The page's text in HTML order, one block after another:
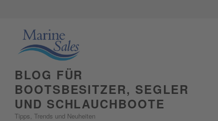
BLOG FÜR
BOOTSBESITZER, SEGLER
UND SCHLAUCHBOOTE
Tipps, Trends und Neuheiten